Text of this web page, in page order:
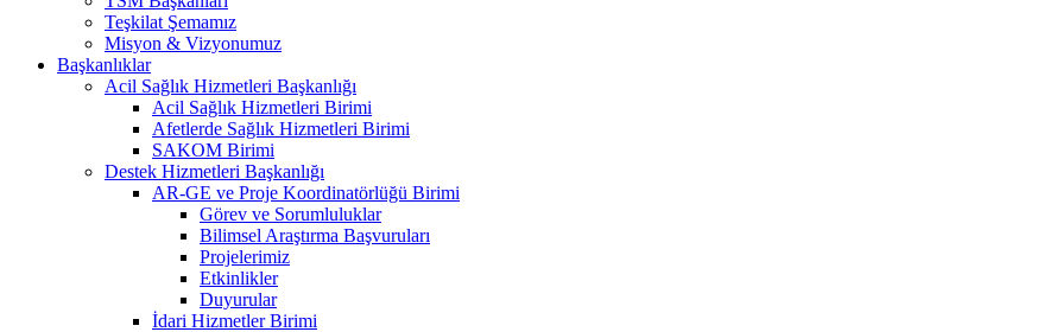
Teşkilat Şemamız
Misyon & Vizyonumuz
Başkanlıklar
Acil Sağlık Hizmetleri Başkanlığı
Acil Sağlık Hizmetleri Birimi
Afetlerde Sağlık Hizmetleri Birimi
SAKOM Birimi
Destek Hizmetleri Başkanlığı
AR-GE ve Proje Koordinatörlüğü Birimi
Görev ve Sorumluluklar
Bilimsel Araştırma Başvuruları
Projelerimiz
Etkinlikler
Duyurular
İdari Hizmetler Birimi